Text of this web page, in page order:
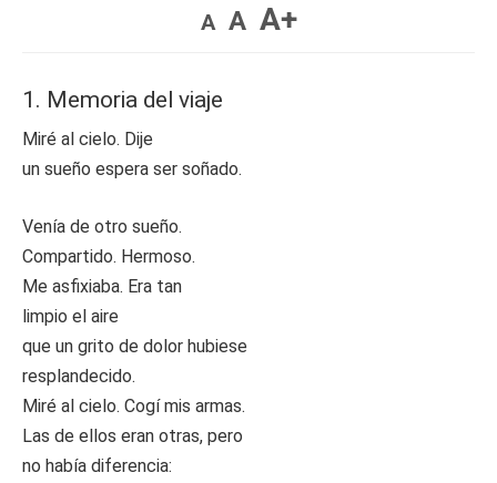
A A A+
1. Memoria del viaje
Miré al cielo. Dije
un sueño espera ser soñado.
Venía de otro sueño.
Compartido. Hermoso.
Me asfixiaba. Era tan
limpio el aire
que un grito de dolor hubiese
resplandecido.
Miré al cielo. Cogí mis armas.
Las de ellos eran otras, pero
no había diferencia: